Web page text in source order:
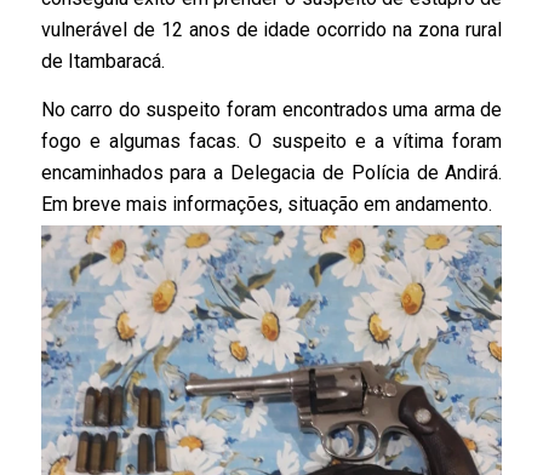
vulnerável de 12 anos de idade ocorrido na zona rural
de Itambaracá.
No carro do suspeito foram encontrados uma arma de
fogo e algumas facas. O suspeito e a vítima foram
encaminhados para a Delegacia de Polícia de Andirá.
Em breve mais informações, situação em andamento.